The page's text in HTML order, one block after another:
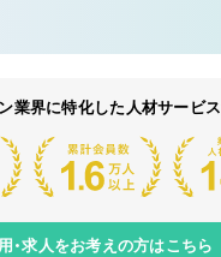
業界に特化した人材サービ
・求人をお考えの方はこちら